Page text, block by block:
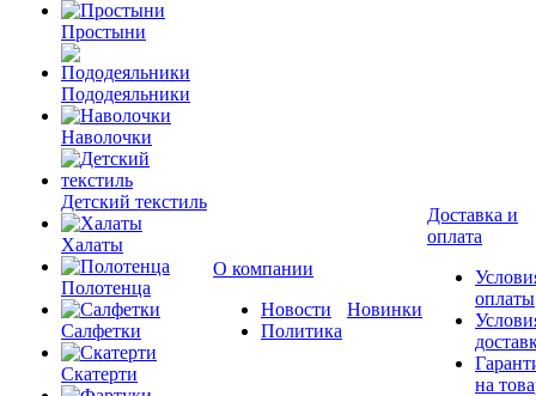
Простыни
Пододеяльники
Наволочки
Детский текстиль
Халаты
Полотенца
Салфетки
Скатерти
О компании
Новости
Политика
Новинки
Доставка и
оплата
оплаты
на